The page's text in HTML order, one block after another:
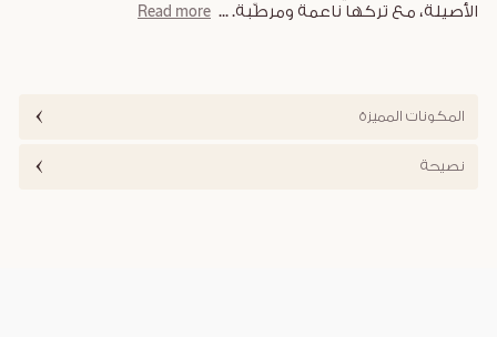
الأصيلة، مع تركها ناعمة ومرطّبة....
Read more
المكونات المميزة
نصيحة